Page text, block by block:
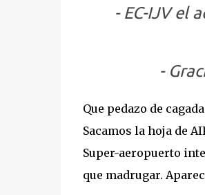
- EC-IJV el
-
Que pedazo de
Sacamos la hoja de
Super-aeropuerto
que madrugar.